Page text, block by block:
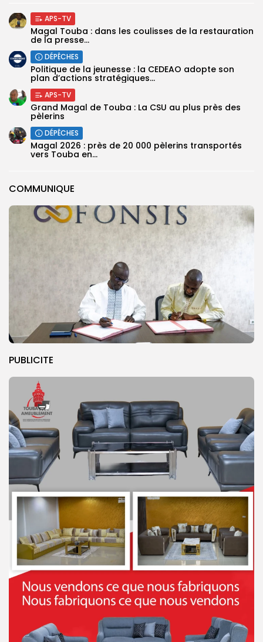
COMMUNIQUE
PUBLICITE
APS-TV
Magal Touba : dans les coulisses de la restauration
de la presse...
DÉPÊCHES
Politique de la jeunesse : la CEDEAO adopte son
plan d’actions stratégiques...
APS-TV
Grand Magal de Touba : La CSU au plus près des
pèlerins
DÉPÊCHES
Magal 2026 : près de 20 000 pèlerins transportés
vers Touba en...